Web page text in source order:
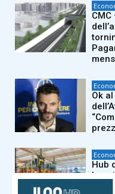
CMC
Ok
Hub